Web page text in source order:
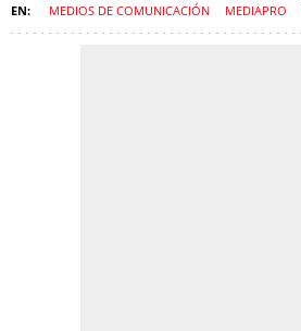
MEDIOS DE COMUNICACIÓN MEDIAPRO